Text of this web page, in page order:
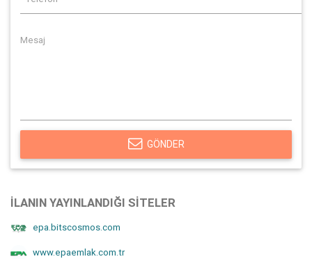
GÖNDER
İLANIN YAYINLANDIĞI SITELER
epa.bitscosmos.com
www.epaemlak.com.tr